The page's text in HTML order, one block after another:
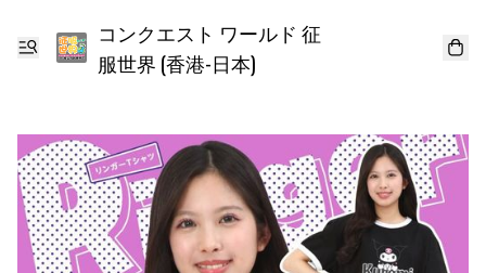
コンクエスト ワールド 征
服世界 (香港-日本)